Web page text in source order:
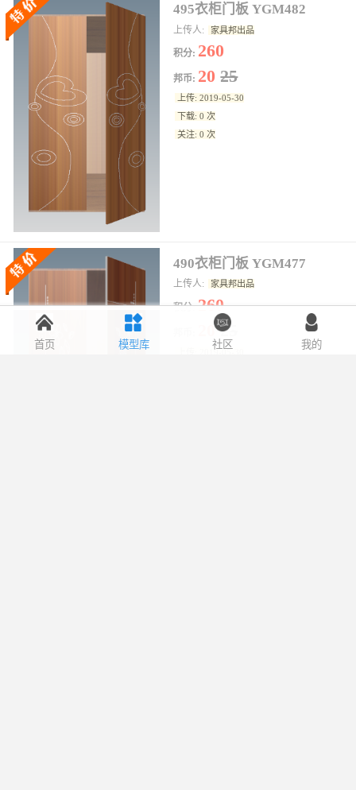
495衣柜门板 YGM482
上传人: 家具邦出品
积分: 260
邦币: 2025
上传: 2019-05-30
下载: 0 次
关注: 0 次
490衣柜门板 YGM477
上传人: 家具邦出品
积分:260
2025
上传: 2019-05-30
首页 模型库 社区 我的